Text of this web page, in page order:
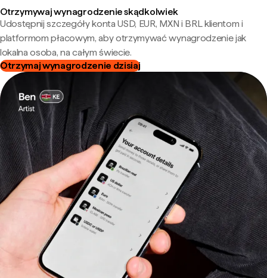
Otrzymywaj wynagrodzenie skądkolwiek
Udostępnij szczegóły konta USD, EUR, MXN i BRL klientom i
platformom płacowym, aby otrzymywać wynagrodzenie jak
lokalna osoba, na całym świecie.
Otrzymaj wynagrodzenie dzisiaj